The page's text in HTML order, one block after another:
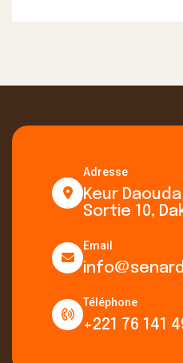
Adresse
Keur
Sortie 10,
Email
Téléphone
+221 76 141